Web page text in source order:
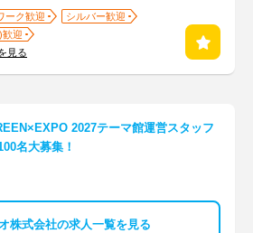
ーク歓迎
シルバー歓迎
歓迎
見る
2027テーマ館運営スタッフ
名大募集！
株式会社の求人一覧を見る